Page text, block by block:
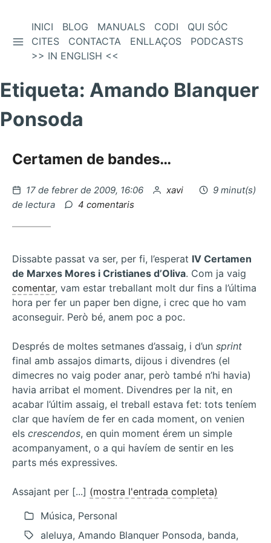
contingut
BARRA LATERAL
INICI BLOG MANUALS CODI
QUI SÓC
CITES
CONTACTA ENLLAÇOS
PODCASTS
>> IN ENGLISH <<
Etiqueta: Amando Blanquer
Ponsoda
Certamen de bandes…
Publicat
el
17 de febrer de 2009, 16:06 per
xavi
9 minut(s)
de lectura
4 comentaris
Dissabte passat va ser, per fi, l’esperat IV Certamen
de Marxes Mores i Cristianes d’Oliva. Com ja vaig
comentar, vam estar treballant molt dur fins a l’última
hora per fer un paper ben digne, i crec que ho vam
aconseguir. Però bé, anem poc a poc.
Després de moltes setmanes d’assaig, i d’un sprint
final amb assajos dimarts, dijous i divendres (el
dimecres no vaig poder anar, però també n’hi havia)
havia arribat el moment. Divendres per la nit, en
acabar l’últim assaig, el treball estava fet: tots teníem
clar que havíem de fer en cada moment, on venien
els crescendos, en quin moment érem un simple
acompanyament, o a qui havíem de sentir en les
parts més expressives.
Assajant per [...] (mostra l'entrada completa)
Música, Personal
aleluya, Amando Blanquer Ponsoda, banda,